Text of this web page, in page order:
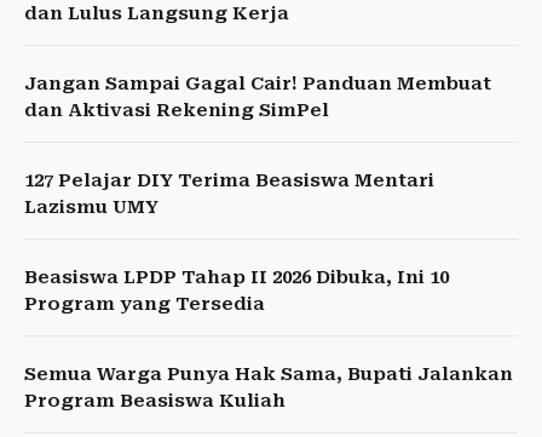
dan Lulus Langsung Kerja
Jangan Sampai Gagal Cair! Panduan Membuat
dan Aktivasi Rekening SimPel
127 Pelajar DIY Terima Beasiswa Mentari
Lazismu UMY
Beasiswa LPDP Tahap II 2026 Dibuka, Ini 10
Program yang Tersedia
Semua Warga Punya Hak Sama, Bupati Jalankan
Program Beasiswa Kuliah